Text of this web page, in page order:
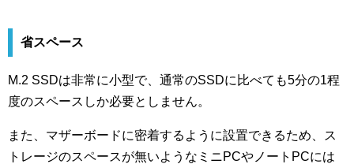
省スペース
M.2 SSDは非常に小型で、通常のSSDに比べても5分の1程
度のスペースしか必要としません。
また、マザーボードに密着するように設置できるため、ス
トレージのスペースが無いようなミニPCやノートPCには